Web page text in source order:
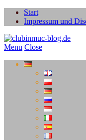
Start
Impressum und
Menu Close